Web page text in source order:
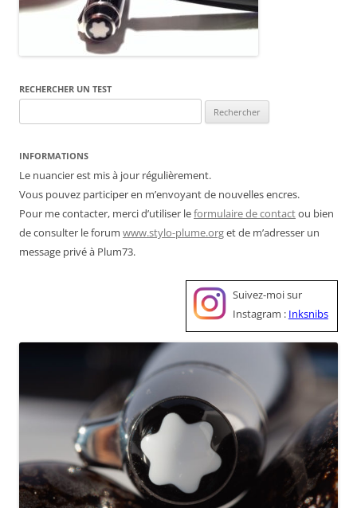
RECHERCHER UN TEST
INFORMATIONS
Le nuancier est mis à jour régulièrement.
Vous pouvez participer en m’envoyant de nouvelles encres.
Pour me contacter, merci d’utiliser leformulaire de contactou bien
de consulter le forum www.stylo-plume.orget de m’adresser un
message privé à Plum73.
Suivez-moi sur
Instagram : Inksnibs